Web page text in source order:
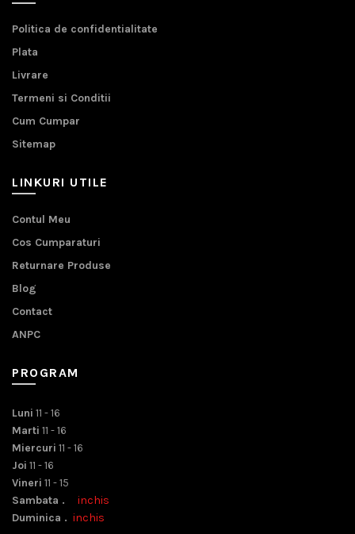
Politica de confidentialitate
Plata
Livrare
Termeni si Conditii
Cum Cumpar
Sitemap
LINKURI UTILE
Contul Meu
Cos Cumparaturi
Returnare Produse
Blog
Contact
ANPC
PROGRAM
Luni 11 - 16
Marti 11 - 16
Miercuri 11 - 16
Joi 11 - 16
Vineri 11 - 15
Sambata . inchis
Duminica . inchis